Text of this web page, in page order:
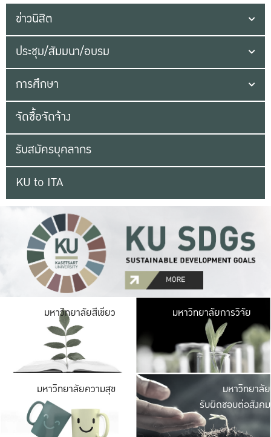
ข่าวนิสิต
ประชุม/สัมมนา/อบรม
การศึกษา
จัดซื้อจัดจ้าง
รับสมัครบุคลากร
KU to ITA
มหาวิทยาลัยสีเขียว มหาวิ
มีพื้นที่เขียวสดใส
เป็นป่าในเมือง เกษต
มหาวิทยาลัยการวิจัย
มหาวิทยาลัยความสุข มหาวิ
ค
เปิดประ
และพบเรื่องราวใ
มหาวิทยาลัย
รับผิดชอบต่อสังคม